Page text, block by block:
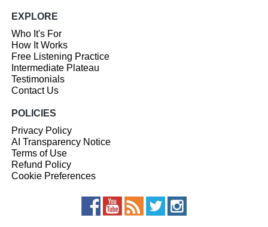
EXPLORE
Who It's For
How It Works
Free Listening Practice
Intermediate Plateau
Testimonials
Contact Us
POLICIES
Privacy Policy
AI Transparency Notice
Terms of Use
Refund Policy
Cookie Preferences